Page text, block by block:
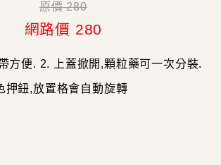
原價 280
網路價 280
方便. 2. 上蓋掀開,顆粒藥可一次分裝.
押鈕,放置格會自動旋轉